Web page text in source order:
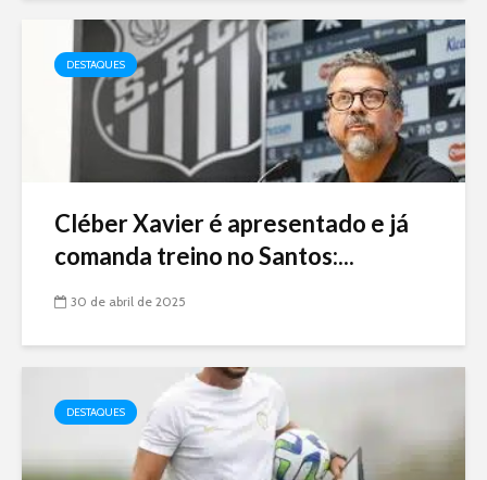
DESTAQUES
Cléber Xavier é apresentado e já
comanda treino no Santos:...
30 de abril de 2025
DESTAQUES